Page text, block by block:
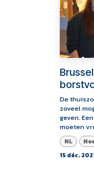
De
zoveel
geven.
moeten
NL
15 déc.